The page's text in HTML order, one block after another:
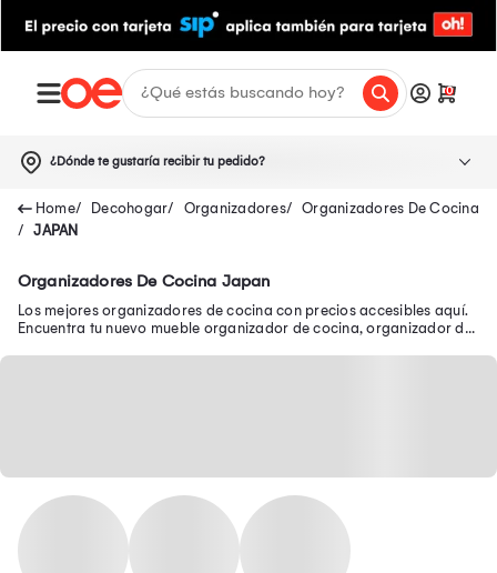
0
¿Dónde te gustaría recibir tu pedido?
Decohogar Organizadores
Organizadores De Cocina
JAPAN
Organizadores De Cocina Japan
Los mejores organizadores de cocina con precios accesibles aquí.
Encuentra tu nuevo mueble organizador de cocina, organizador de